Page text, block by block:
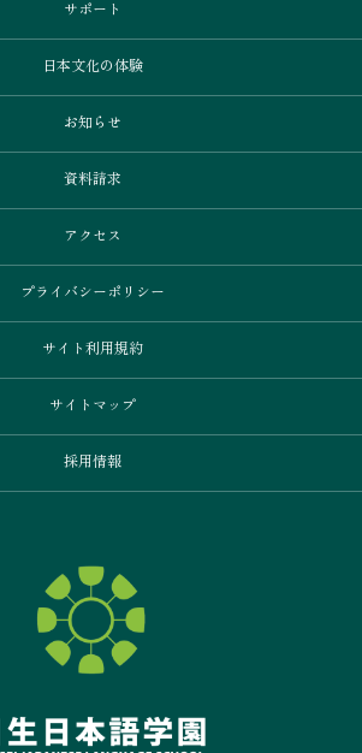
サポート
日本文化の体験
お知らせ
資料請求
アクセス
プライバシーポリシー
サイト利用規約
サイトマップ
採用情報